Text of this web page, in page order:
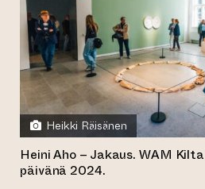
Heikki Räisänen
Heini Aho – Jakaus. WAM
päivänä 2024.